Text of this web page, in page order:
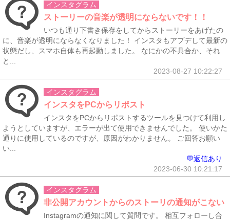
インスタグラム
ストーリーの音楽が透明にならないです！！
いつも通り下書き保存をしてからストーリーをあげたの
に、音楽が透明にならなくなりました！ インスタもアプデして最新の
状態だし、スマホ自体も再起動しました。 なにかの不具合か、それ
と...
2023-08-27 10:22:27
インスタグラム
インスタをPCからリポスト
インスタをPCからリポストするツールを見つけて利用し
ようとしていますが、エラーが出て使用できませんでした。 使いかた
通りに使用しているのですが、原因がわかりません。 ご回答お願い
い...
💬返信あり
2023-06-30 10:21:17
インスタグラム
非公開アカウントからのストーリの通知がこない
Instagramの通知に関して質問です。 相互フォローし合